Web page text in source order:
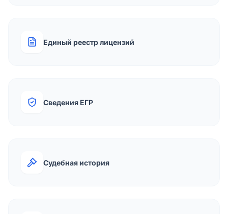
Единый реестр лицензий
Сведения ЕГР
Судебная история